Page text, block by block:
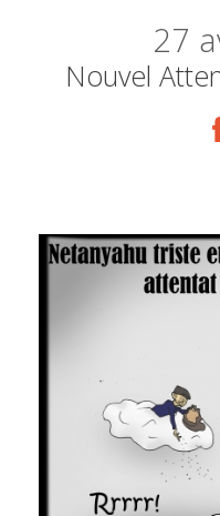
27
Nouvel